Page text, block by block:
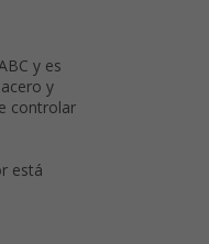
y es
y
controlar
está